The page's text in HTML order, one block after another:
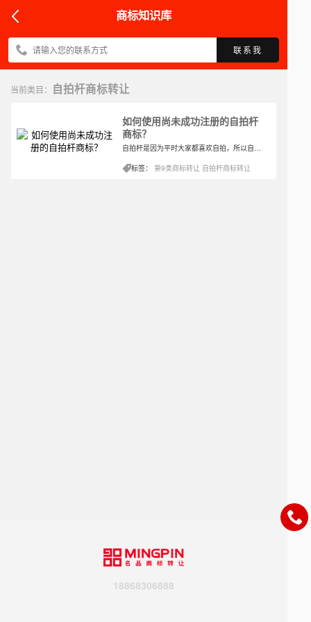
商标知识库
联系我
当前类目： 自拍杆商标转让
如何使用尚未成功注册的自拍杆
商标？
标签：第9类商标转让 自拍杆商标转让
18868306888